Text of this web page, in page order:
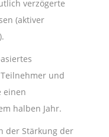
verzögerte
(aktiver
und
einen
halben Jahr.
der Stärkung der